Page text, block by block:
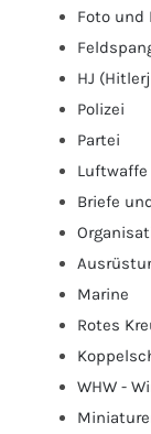
Foto und
HJ
Polizei
Partei
Luftwaffe
Briefe
Marine
Rotes
WHW -